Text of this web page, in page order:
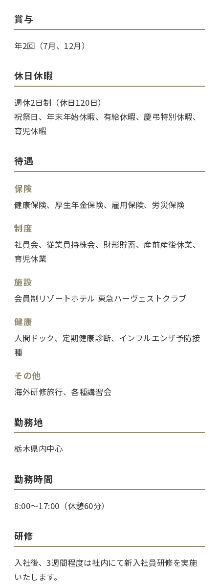
賞与
年2回（7月、12月）
休日休暇
週休2日制（休日120日）
祝祭日、年末年始休暇、有給休暇、慶弔特別休暇、
育児休暇
待遇
保険
健康保険、厚生年金保険、雇用保険、労災保険
制度
社員会、従業員持株会、財形貯蓄、産前産後休業、
育児休業
施設
会員制リゾートホテル 東急ハーヴェストクラブ
健康
人間ドック、定期健康診断、インフルエンザ予防接
種
その他
海外研修旅行、各種講習会
勤務地
栃木県内中心
勤務時間
8:00〜17:00（休憩60分）
研修
入社後、3週間程度は社内にて新入社員研修を実施
いたします。